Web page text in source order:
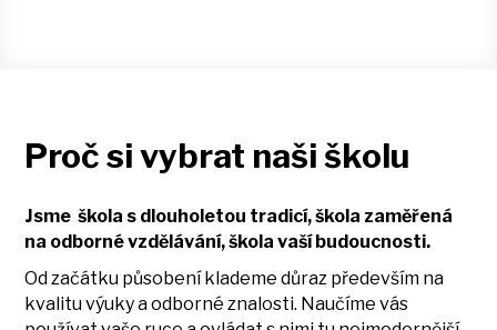
Proč si vybrat naši školu
Jsme škola s dlouholetou tradicí, škola zaměřená
na odborné vzdělávání, škola vaší budoucnosti.
Od začátku působení klademe důraz především na
kvalitu výuky a odborné znalosti. Naučíme vás